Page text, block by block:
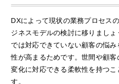
DXによって現状の業務プロセス
ジネスモデルの検討に移りまし
では対応できていない顧客の悩
性が高まるためです。世間や顧客
変化に対応できる柔軟性を持つ
す。